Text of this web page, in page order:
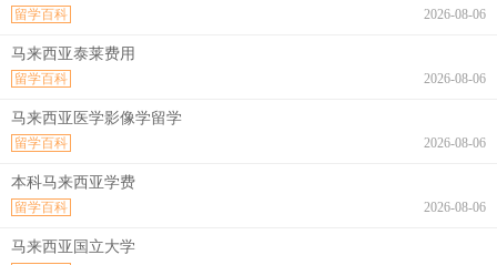
2026-08-06
留学百科
马来西亚泰莱费用
2026-08-06
留学百科
马来西亚医学影像学留学
2026-08-06
留学百科
本科马来西亚学费
2026-08-06
留学百科
马来西亚国立大学